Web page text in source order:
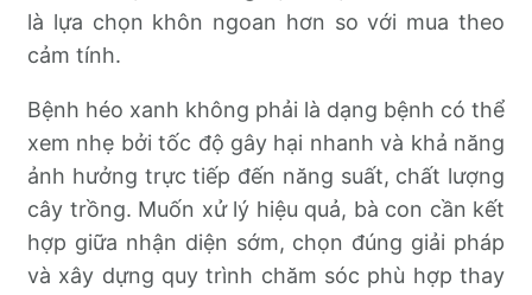
là lựa chọn khôn ngoan hơn so với mua theo
cảm tính.
Bệnh héo xanh không phải là dạng bệnh có thể
xem nhẹ bởi tốc độ gây hại nhanh và khả năng
ảnh hưởng trực tiếp đến năng suất, chất lượng
cây trồng. Muốn xử lý hiệu quả, bà con cần kết
hợp giữa nhận diện sớm, chọn đúng giải pháp
và xây dựng quy trình chăm sóc phù hợp thay